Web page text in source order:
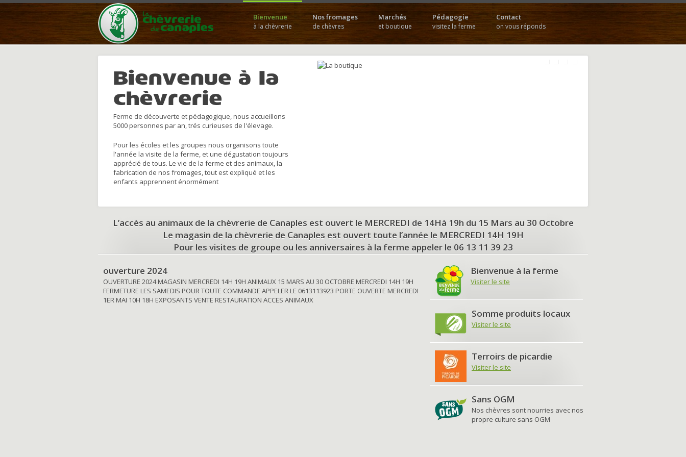
Bienvenue
à la chèvrerie
Nos fromages
de chèvres
Marchés
et boutique
Pédagogie
visitez la ferme
Contact
on vous réponds
Bienvenue à la
chèvrerie
Ferme de découverte et pédagogique, nous accueillons
5000 personnes par an, trés curieuses de l'élevage.
Pour les écoles et les groupes nous organisons toute
l'année la visite de la ferme, et une dégustation toujours
apprécié de tous. Le vie de la ferme et des animaux, la
fabrication de nos fromages, tout est expliqué et les
enfants apprennent énormément
L’accès au animaux de la chèvrerie de Canaples est ouvert le MERCREDI de 14Hà 19h du 15 Mars au 30 Octobre
Le magasin de la chèvrerie de Canaples est ouvert toute l’année le MERCREDI 14H 19H
Pour les visites de groupe ou les anniversaires à la ferme appeler le 06 13 11 39 23
ouverture 2024
OUVERTURE 2024 MAGASIN MERCREDI 14H 19H ANIMAUX 15 MARS AU 30 OCTOBRE MERCREDI 14H 19H
FERMETURE LES SAMEDIS POUR TOUTE COMMANDE APPELER LE 0613113923 PORTE OUVERTE MERCREDI
1ER MAI 10H 18H EXPOSANTS VENTE RESTAURATION ACCES ANIMAUX
Bienvenue à la ferme
Visiter le site
Somme produits locaux
Visiter le site
Terroirs de picardie
Visiter le site
Sans OGM
Nos chèvres sont nourries avec nos
propre culture sans OGM